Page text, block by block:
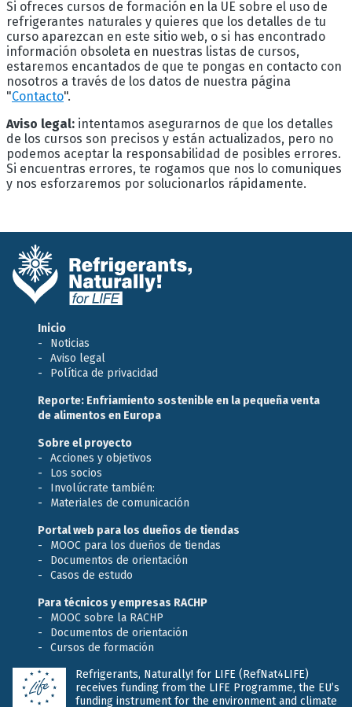
Si ofreces cursos de formación en la UE sobre el uso de
refrigerantes naturales y quieres que los detalles de tu
curso aparezcan en este sitio web, o si has encontrado
información obsoleta en nuestras listas de cursos,
estaremos encantados de que te pongas en contacto con
nosotros a través de los datos de nuestra página
"Contacto".
Aviso legal: intentamos asegurarnos de que los detalles
de los cursos son precisos y están actualizados, pero no
podemos aceptar la responsabilidad de posibles errores.
Si encuentras errores, te rogamos que nos lo comuniques
y nos esforzaremos por solucionarlos rápidamente.
Inicio
Noticias
Aviso legal
Política de privacidad
Reporte: Enfriamiento sostenible en la pequeña venta
de alimentos en Europa
Sobre el proyecto
Acciones y objetivos
Los socios
Involúcrate también:
Materiales de comunicación
Portal web para los dueños de tiendas
MOOC para los dueños de tiendas
Documentos de orientación
Casos de estudo
Para técnicos y empresas RACHP
MOOC sobre la RACHP
Documentos de orientación
Cursos de formación
Refrigerants, Naturally! for LIFE (RefNat4LIFE)
receives funding from the LIFE Programme, the EU’s
funding instrument for the environment and climate